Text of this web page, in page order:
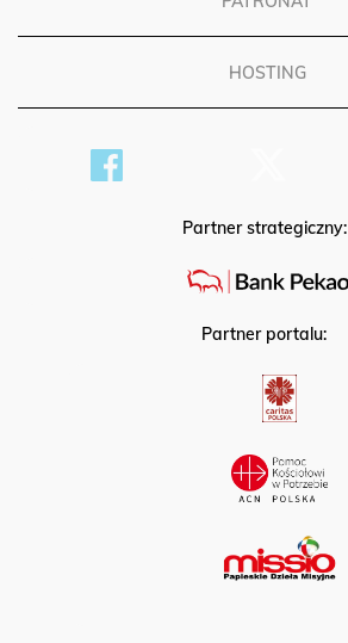
PATRONAT
HOSTING
Partner strategiczny:
Partner portalu: